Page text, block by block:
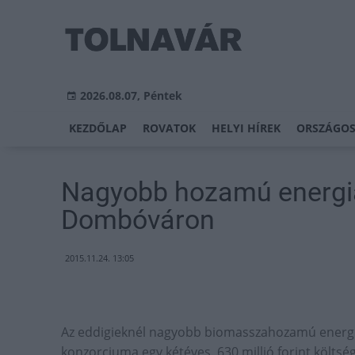
2026.08.07, Péntek
KEZDŐLAP ROVATOK HELYI HÍREK
Nagyobb hozamú
Dombóváron
2015.11.24. 13:05
Az eddigieknél nagyobb biomasszahozamú